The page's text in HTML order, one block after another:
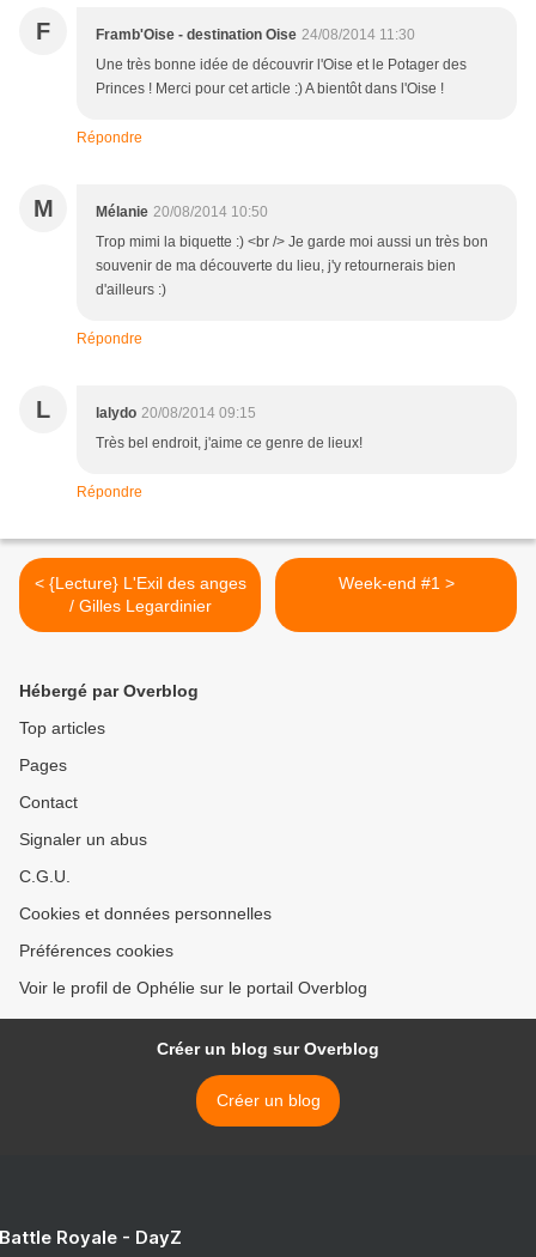
F Framb'Oise - destination Oise 24/08/2014 11:30
Une très bonne idée de découvrir l'Oise et le Potager des
Princes ! Merci pour cet article :) A bientôt dans l'Oise !
Répondre
M Mélanie 20/08/2014 10:50
Trop mimi la biquette :) <br /> Je garde moi aussi un très bon
souvenir de ma découverte du lieu, j'y retournerais bien
d'ailleurs :)
Répondre
L lalydo 20/08/2014 09:15
Très bel endroit, j'aime ce genre de lieux!
Répondre
< {Lecture} L'Exil des anges
/ Gilles Legardinier
Week-end #1 >
Hébergé par Overblog
Top articles
Pages
Contact
Signaler un abus
C.G.U.
Cookies et données personnelles
Préférences cookies
Voir le profil de Ophélie sur le portail Overblog
Créer un blog sur Overblog
Créer un blog
Royale - DayZ